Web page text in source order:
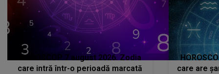
HOROSCOP 7 august 2026. Zodia
care intră într-o perioadă marcată
care are